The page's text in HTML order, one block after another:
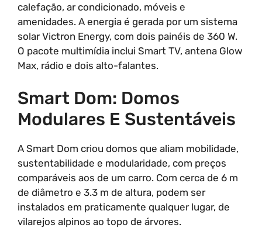
calefação, ar condicionado, móveis e
amenidades. A energia é gerada por um sistema
solar Victron Energy, com dois painéis de 360 W.
O pacote multimídia inclui Smart TV, antena Glow
Max, rádio e dois alto-falantes.
Smart Dom: Domos
Modulares E Sustentáveis
A Smart Dom criou domos que aliam mobilidade,
sustentabilidade e modularidade, com preços
comparáveis aos de um carro. Com cerca de 6 m
de diâmetro e 3.3 m de altura, podem ser
instalados em praticamente qualquer lugar, de
vilarejos alpinos ao topo de árvores.